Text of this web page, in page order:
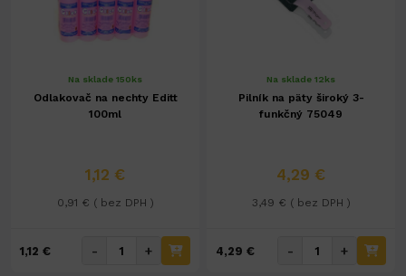
Na sklade 150ks
Odlakovač na nechty Editt
100ml
1,12 €
0,91 € ( bez DPH )
1,12 € - +
Na sklade 12ks
Pilník na päty široký 3-
funkčný 75049
4,29 €
3,49 € ( bez DPH )
4,29 € - +